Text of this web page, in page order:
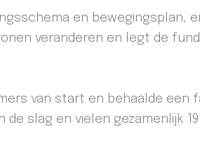
en bewegingsplan,
veranderen en legt de
van start en behaalde een
slag en vielen gezamenlijk